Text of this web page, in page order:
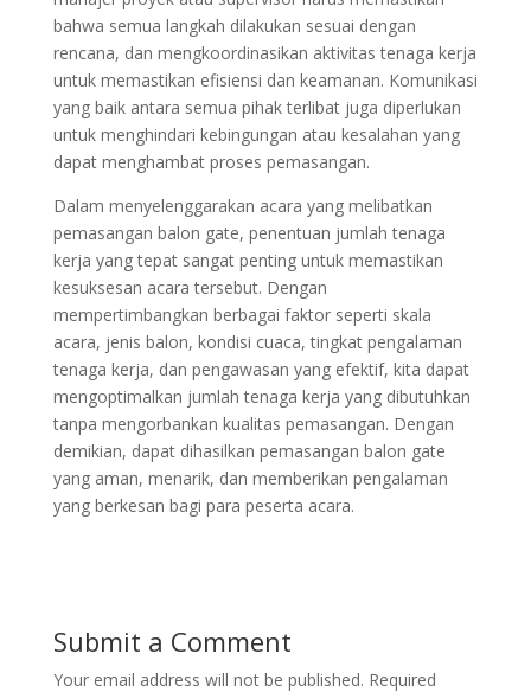
bahwa semua langkah dilakukan sesuai dengan
rencana, dan mengkoordinasikan aktivitas tenaga kerja
untuk memastikan efisiensi dan keamanan. Komunikasi
yang baik antara semua pihak terlibat juga diperlukan
untuk menghindari kebingungan atau kesalahan yang
dapat menghambat proses pemasangan.
Dalam menyelenggarakan acara yang melibatkan
pemasangan balon gate, penentuan jumlah tenaga
kerja yang tepat sangat penting untuk memastikan
kesuksesan acara tersebut. Dengan
mempertimbangkan berbagai faktor seperti skala
acara, jenis balon, kondisi cuaca, tingkat pengalaman
tenaga kerja, dan pengawasan yang efektif, kita dapat
mengoptimalkan jumlah tenaga kerja yang dibutuhkan
tanpa mengorbankan kualitas pemasangan. Dengan
demikian, dapat dihasilkan pemasangan balon gate
yang aman, menarik, dan memberikan pengalaman
yang berkesan bagi para peserta acara.
Submit a Comment
Your email address will not be published. Required